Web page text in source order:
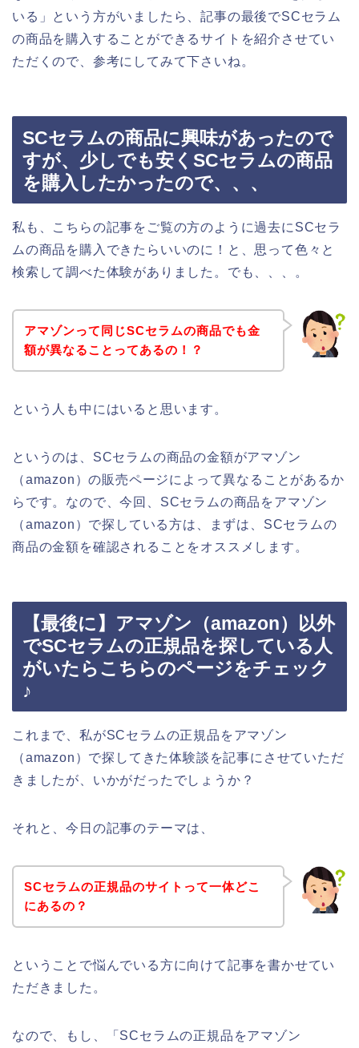
いる」という方がいましたら、記事の最後でSCセラム
の商品を購入することができるサイトを紹介させてい
ただくので、参考にしてみて下さいね。
SCセラムの商品に興味があったので
すが、少しでも安くSCセラムの商品
を購入したかったので、、、
私も、こちらの記事をご覧の方のように過去にSCセラ
ムの商品を購入できたらいいのに！と、思って色々と
検索して調べた体験がありました。でも、、、。
アマゾンって同じSCセラムの商品でも金
額が異なることってあるの！？
という人も中にはいると思います。
というのは、SCセラムの商品の金額がアマゾン
（amazon）の販売ページによって異なることがあるか
らです。なので、今回、SCセラムの商品をアマゾン
（amazon）で探している方は、まずは、SCセラムの
商品の金額を確認されることをオススメします。
【最後に】アマゾン（amazon）以外
でSCセラムの正規品を探している人
がいたらこちらのページをチェック
♪
これまで、私がSCセラムの正規品をアマゾン
（amazon）で探してきた体験談を記事にさせていただ
きましたが、いかがだったでしょうか？
それと、今日の記事のテーマは、
SCセラムの正規品のサイトって一体どこ
にあるの？
ということで悩んでいる方に向けて記事を書かせてい
ただきました。
なので、もし、「SCセラムの正規品をアマゾン